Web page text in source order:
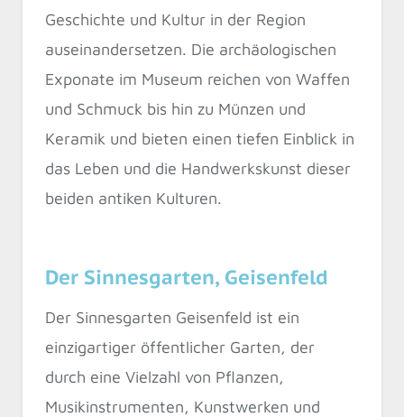
Geschichte und Kultur in der Region
auseinandersetzen. Die archäologischen
Exponate im Museum reichen von Waffen
und Schmuck bis hin zu Münzen und
Keramik und bieten einen tiefen Einblick in
das Leben und die Handwerkskunst dieser
beiden antiken Kulturen.
Der Sinnesgarten, Geisenfeld
Der Sinnesgarten Geisenfeld ist ein
einzigartiger öffentlicher Garten, der
durch eine Vielzahl von Pflanzen,
Musikinstrumenten, Kunstwerken und